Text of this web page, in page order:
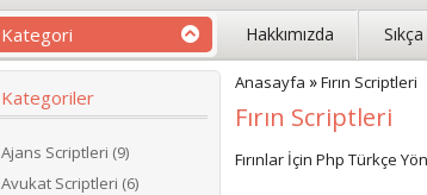
Kategori Hakkımızda
Kategoriler
Ajans Scriptleri (9)
Avukat Scriptleri (6)
Anasayfa »Fırın Scriptleri
Fırın Scriptleri
Fırınlar İçin Php Türkçe